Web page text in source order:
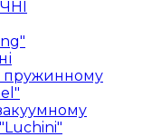
пружинному